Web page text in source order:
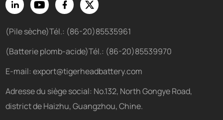
(Pile sèche)Tél.: (86-20)85535961
(Batterie plomb-acide)Tél.: (86-20)85539970
E-mail:export@tigerheadbattery.com
Adresse du siège social: No.132, North Gongye Road,
district de Haizhu, Guangzhou, Chine.